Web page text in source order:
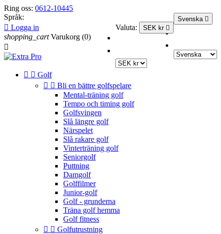
Ring oss: 0612-10445
Språk:
Svenska 
Valuta: SEK kr 
 Logga in
shopping_cart Varukorg (0)

  Golf
  Bli en bättre golfspelare
Mental-träning golf
Tempo och timing golf
Golfsvingen
Slå längre golf
Närspelet
Slå rakare golf
Vinterträning golf
Seniorgolf
Puttning
Damgolf
Golffilmer
Junior-golf
Golf - grunderna
Träna golf hemma
Golf fitness
  Golfutrustning